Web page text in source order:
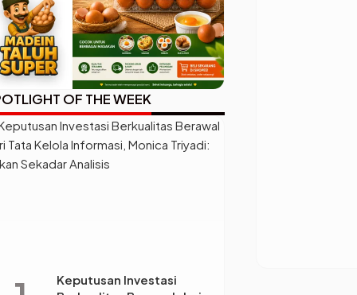
OF THE WEEK
Keputusan Investasi